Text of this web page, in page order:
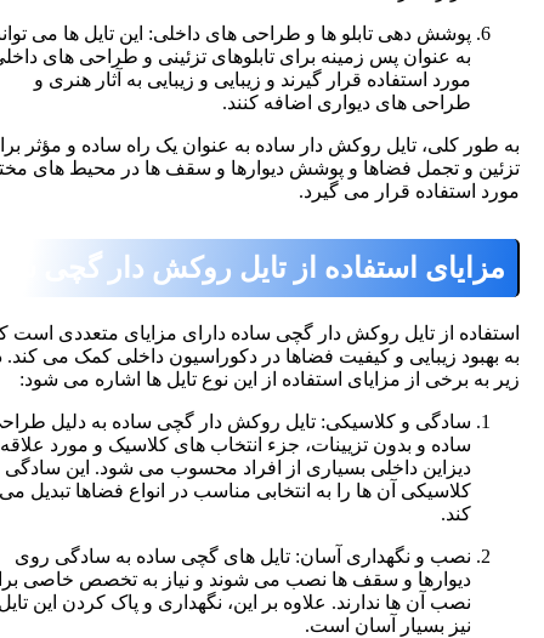
پوشش دهی تابلو ها و طراحی های داخلی: این تایل ها می توانند
به عنوان پس زمینه برای تابلوهای تزئینی و طراحی های داخلی
مورد استفاده قرار گیرند و زیبایی و زیبایی به آثار هنری و
طراحی های دیواری اضافه کنند.
کلی،تایل روکش دار ساده به عنوان یک راه ساده و مؤثر برای
و تجمل فضاها و پوشش دیوارها و سقف ها در محیط های مختلف
استفاده قرار می گیرد.
استفاده از تایل روکش دار گچی ساده:
از تایل روکش دار گچی ساده دارای مزایای متعددی است که
زیبایی و کیفیت فضاها در دکوراسیون داخلی کمک می کند. در
برخی از مزایای استفاده از این نوع تایل ها اشاره می شود:
سادگی و کلاسیکی: تایل روکش دار گچی ساده به دلیل طراحی
ساده و بدون تزیینات، جزء انتخاب های کلاسیک و مورد علاقه در
دیزاین داخلی بسیاری از افراد محسوب می شود. این سادگی و
کلاسیکی آن ها را به انتخابی مناسب در انواع فضاها تبدیل می
نصب و نگهداری آسان: تایل های گچی ساده به سادگی روی
دیوارها و سقف ها نصب می شوند و نیاز به تخصص خاصی برای
نصب آن ها ندارند. علاوه بر این، نگهداری و پاک کردن این تایل ها
نیز بسیار آسان است.